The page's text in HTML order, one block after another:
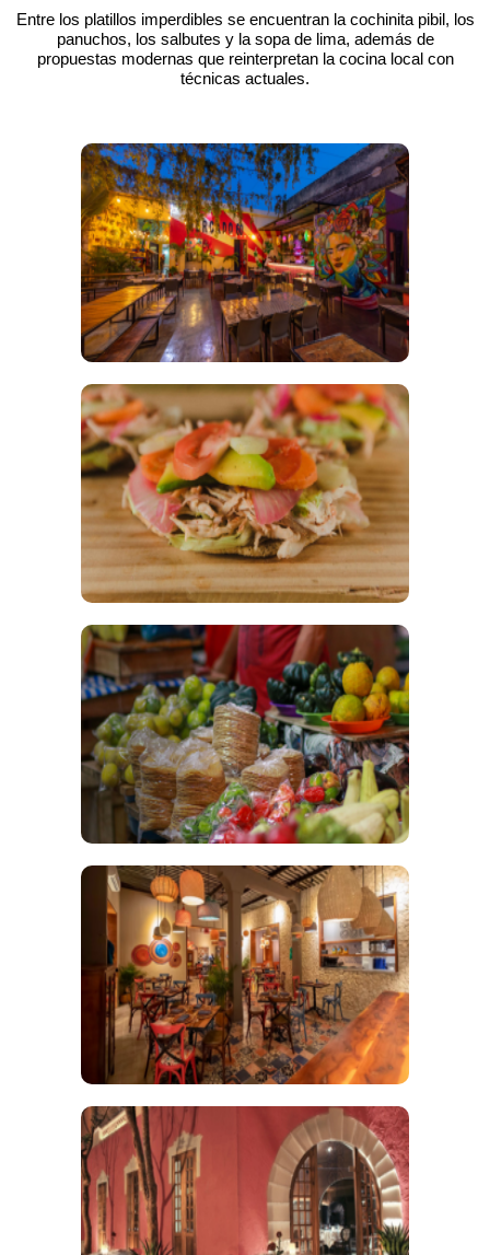
Entre los platillos imperdibles se encuentran la cochinita pibil, los
panuchos, los salbutes y la sopa de lima, además de
propuestas modernas que reinterpretan la cocina local con
técnicas actuales.